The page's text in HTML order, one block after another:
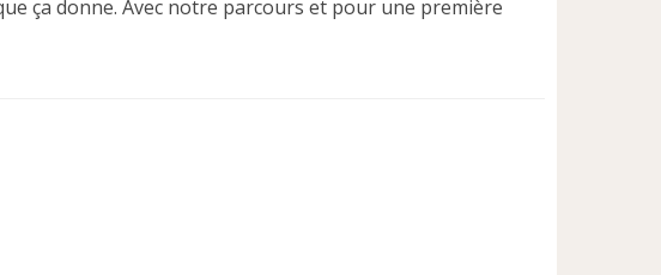
ça donne. Avec notre parcours et pour une première